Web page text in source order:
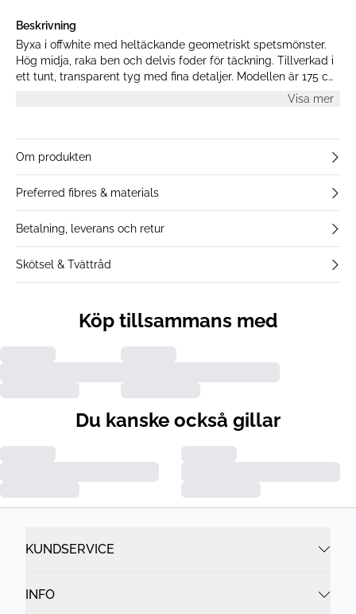
Beskrivning
Byxa i offwhite med heltäckande geometriskt spetsmönster.
Hög midja, raka ben och delvis foder för täckning. Tillverkad i
ett tunt, transparent tyg med fina detaljer. Modellen är 175 cm
Visa mer
Om produkten
Preferred fibres & materials
Betalning, leverans och retur
Skötsel & Tvättråd
Köp tillsammans med
Du kanske också gillar
KUNDSERVICE
INFO